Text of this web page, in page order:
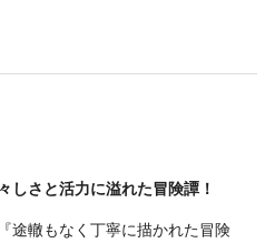
しさと活力に溢れた冒険譚！
途轍もなく丁寧に描かれた冒険